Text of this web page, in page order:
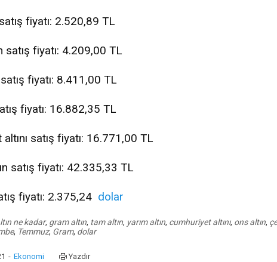
fiyatı: 2.520,89 TL
satış fiyatı: 4.209,00 TL
fiyatı: 8.411,00 TL
fiyatı: 16.882,35 TL
satış fiyatı: 16.771,00 TL
satış fiyatı: 42.335,33 TL
fiyatı: 2.375,24 dolar
ne kadar, gram altın, tam altın, yarım altın, cumhuriyet altını, ons altın,
, Temmuz, Gram, dolar
- Ekonomi Yazdır